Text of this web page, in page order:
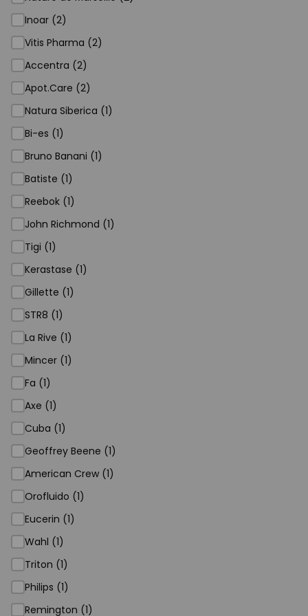
Inoar (2)
Vitis Pharma (2)
Accentra (2)
Apot.Care (2)
Natura Siberica (1)
Bi-es (1)
Bruno Banani (1)
Batiste (1)
Reebok (1)
John Richmond (1)
Tigi (1)
Kerastase (1)
Gillette (1)
STR8 (1)
La Rive (1)
Mincer (1)
Fa (1)
Axe (1)
Cuba (1)
Geoffrey Beene (1)
American Crew (1)
Orofluido (1)
Eucerin (1)
Wahl (1)
Triton (1)
Philips (1)
Remington (1)